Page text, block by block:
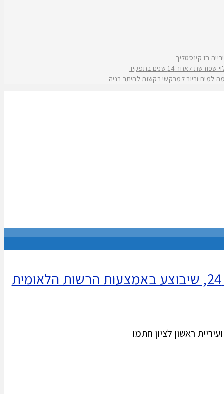
14 שנים בתפקיד
למים וביוב למבקשי בקשות להיתר בניה
מתחילים! משרד הביטחון ועיריית ראשון לציון חתמו על הסכם לפינוי הנפלים במטווח 24, שיבוצע באמצעות הרשות הלאומית